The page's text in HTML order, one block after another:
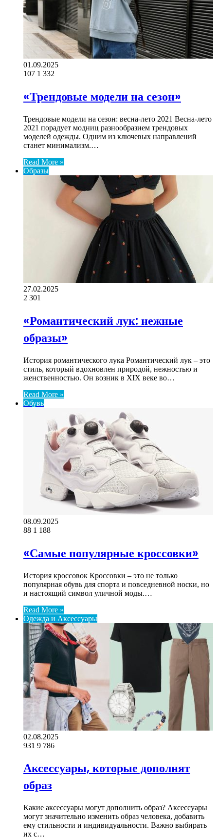
01.09.2025
107 1 332
«Трендовые модели на сезон»
Трендовые модели на сезон: весна-лето 2021 Весна-лето
2021 порадует модниц разнообразием трендовых
моделей одежды. Одним из ключевых направлений
станет минимализм.…
Read More »
Образы
27.02.2025
2 301
«Романтический лук: нежные
образы»
История романтического лука Романтический лук – это
стиль, который вдохновлен природой, нежностью и
женственностью. Он возник в XIX веке во…
Read More »
Обувь
08.09.2025
88 1 188
«Самые популярные кроссовки»
История кроссовок Кроссовки – это не только
популярная обувь для спорта и повседневной носки, но
и настоящий символ уличной моды.…
Read More »
Одежда и Аксессуары
02.08.2025
931 9 786
Аксессуары, которые дополнят
образ
Какие аксессуары могут дополнить образ? Аксессуары
могут значительно изменить образ человека, добавить
ему стильности и индивидуальности. Важно выбирать
их с…